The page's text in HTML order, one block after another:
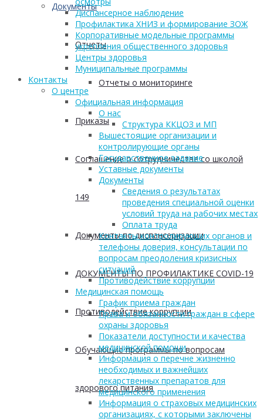
Документы
Отчеты
Отчеты о мониторинге
Приказы
Соглашение о сотрудничестве со школой
149
Документы по диспансеризации
ДОКУМЕНТЫ ПО ПРОФИЛАКТИКЕ COVID-19
Противодействие коррупции
Обучающие программы по вопросам
здорового питания
Диспансерное наблюдение
Профилактика ХНИЗ и формирование ЗОЖ
Корпоративные модельные программы
укрепления общественного здоровья
Центры здоровья
Муниципальные программы
Контакты
О центре
Официальная информация
О нас
Структура ККЦОЗ и МП
Вышестоящие организации и
контролирующие органы
Государственное задание
Уставные документы
Документы
Сведения о результатах
проведения специальной оценки
условий труда на рабочих местах
Оплата труда
Контакты контролирующих органов и
телефоны доверия, консультации по
вопросам преодоления кризисных
ситуаций
Противодействие коррупции
Медицинская помощь
График приема граждан
Права и обязанности граждан в сфере
охраны здоровья
Показатели доступности и качества
медицинской помощи
Информация о перечне жизненно
необходимых и важнейших
лекарственных препаратов для
медицинского применения
Информация о страховых медицинских
организациях, с которыми заключены